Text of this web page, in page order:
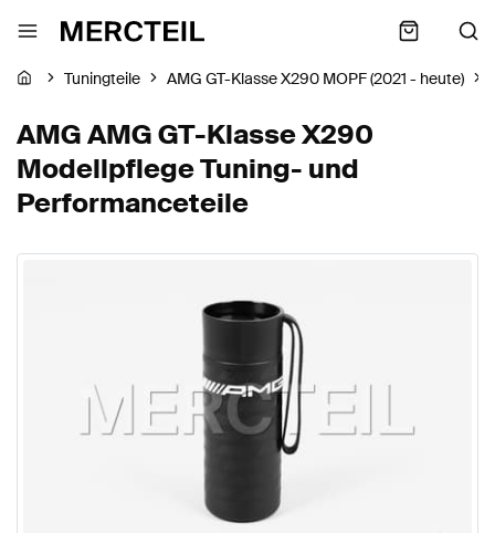
Tuningteile AMG GT-Klasse X290 MOPF (2021 - heute)
AMG AMG GT-Klasse X290
Modellpflege Tuning- und
Performanceteile